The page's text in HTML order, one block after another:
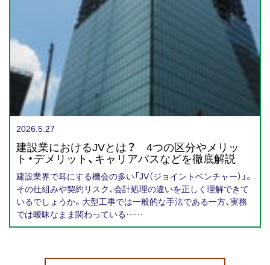
2026.5.27
建設業におけるJVとは？ 4つの区分やメリッ
ト・デメリット、キャリアパスなどを徹底解説
建設業界で耳にする機会の多い「JV（ジョイントベンチャー）」。
その仕組みや契約リスク、会計処理の違いを正しく理解できて
いるでしょうか。大型工事では一般的な手法である一方、実務
では曖昧なまま関わっている……